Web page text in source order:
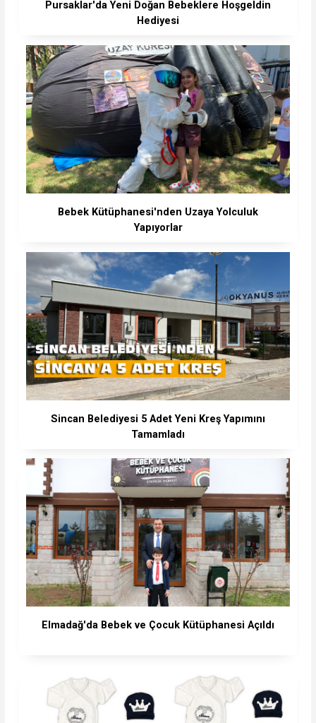
Pursaklar'da Yeni Doğan Bebeklere Hoşgeldin
Hediyesi
Bebek Kütüphanesi'nden Uzaya Yolculuk
Yapıyorlar
Sincan Belediyesi 5 Adet Yeni Kreş Yapımını
Tamamladı
Elmadağ'da Bebek ve Çocuk Kütüphanesi Açıldı